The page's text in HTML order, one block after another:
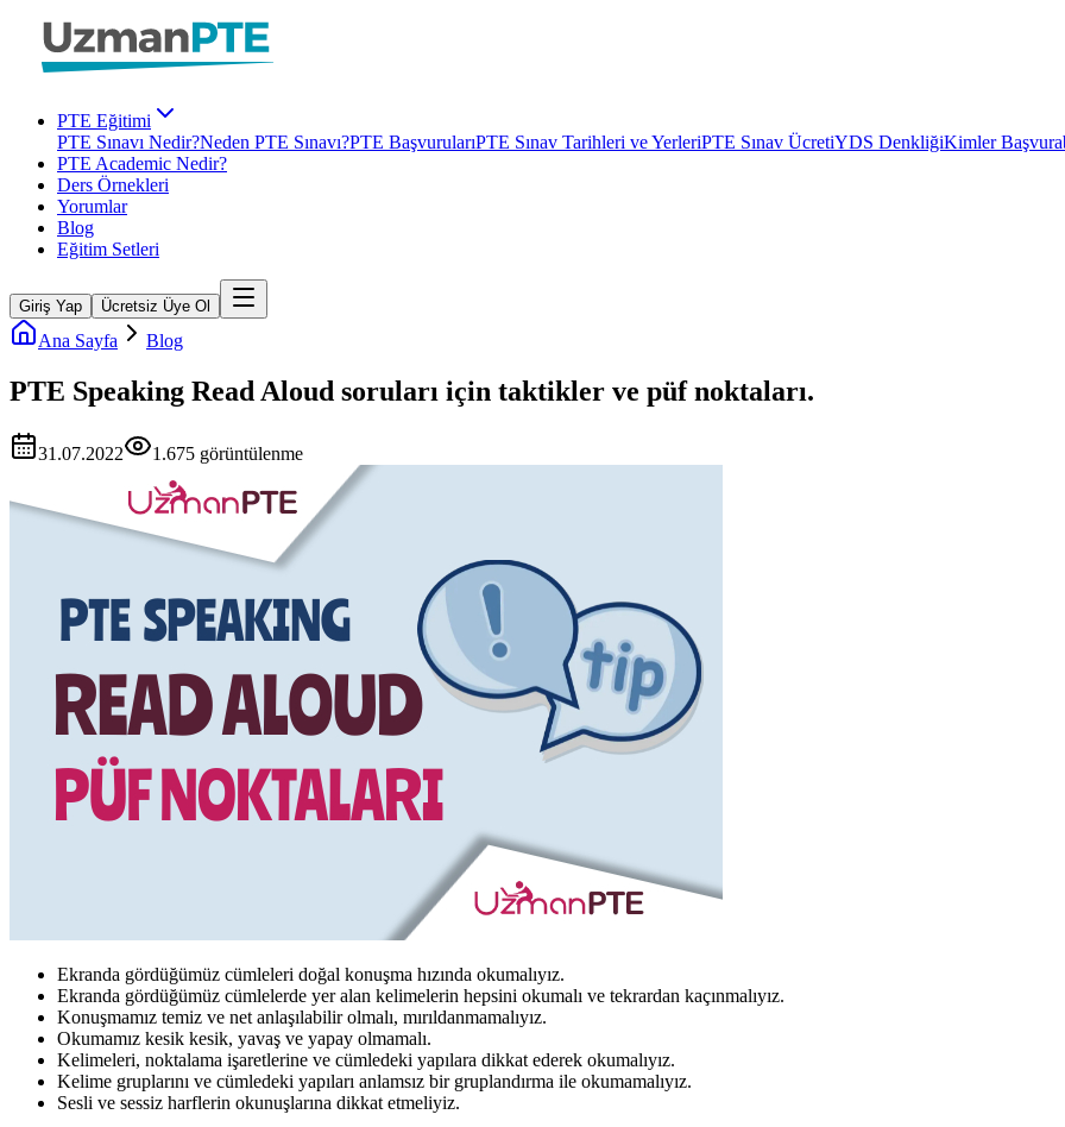
PTE Eğitimi
PTE Sınavı Nedir?Neden PTE Sınavı?PTE BaşvurularıPTE Sınav Tarihleri ve YerleriPTE Sınav ÜcretiYDS DenkliğiKimler
PTE Academic Nedir?
Ders Örnekleri
Yorumlar
Blog
Eğitim Setleri
Giriş Yap Ücretsiz Üye Ol
Ana Sayfa Blog
PTE Speaking Read Aloud soruları için taktikler ve püf noktaları.
31.07.2022 1.675 görüntülenme
Ekranda gördüğümüz cümleleri doğal konuşma hızında okumalıyız.
Ekranda gördüğümüz cümlelerde yer alan kelimelerin hepsini okumalı ve tekrardan kaçınmalıyız.
Konuşmamız temiz ve net anlaşılabilir olmalı, mırıldanmamalıyız.
Okumamız kesik kesik, yavaş ve yapay olmamalı.
Kelimeleri, noktalama işaretlerine ve cümledeki yapılara dikkat ederek okumalıyız.
Kelime gruplarını ve cümledeki yapıları anlamsız bir gruplandırma ile okumamalıyız.
Sesli ve sessiz harflerin okunuşlarına dikkat etmeliyiz.